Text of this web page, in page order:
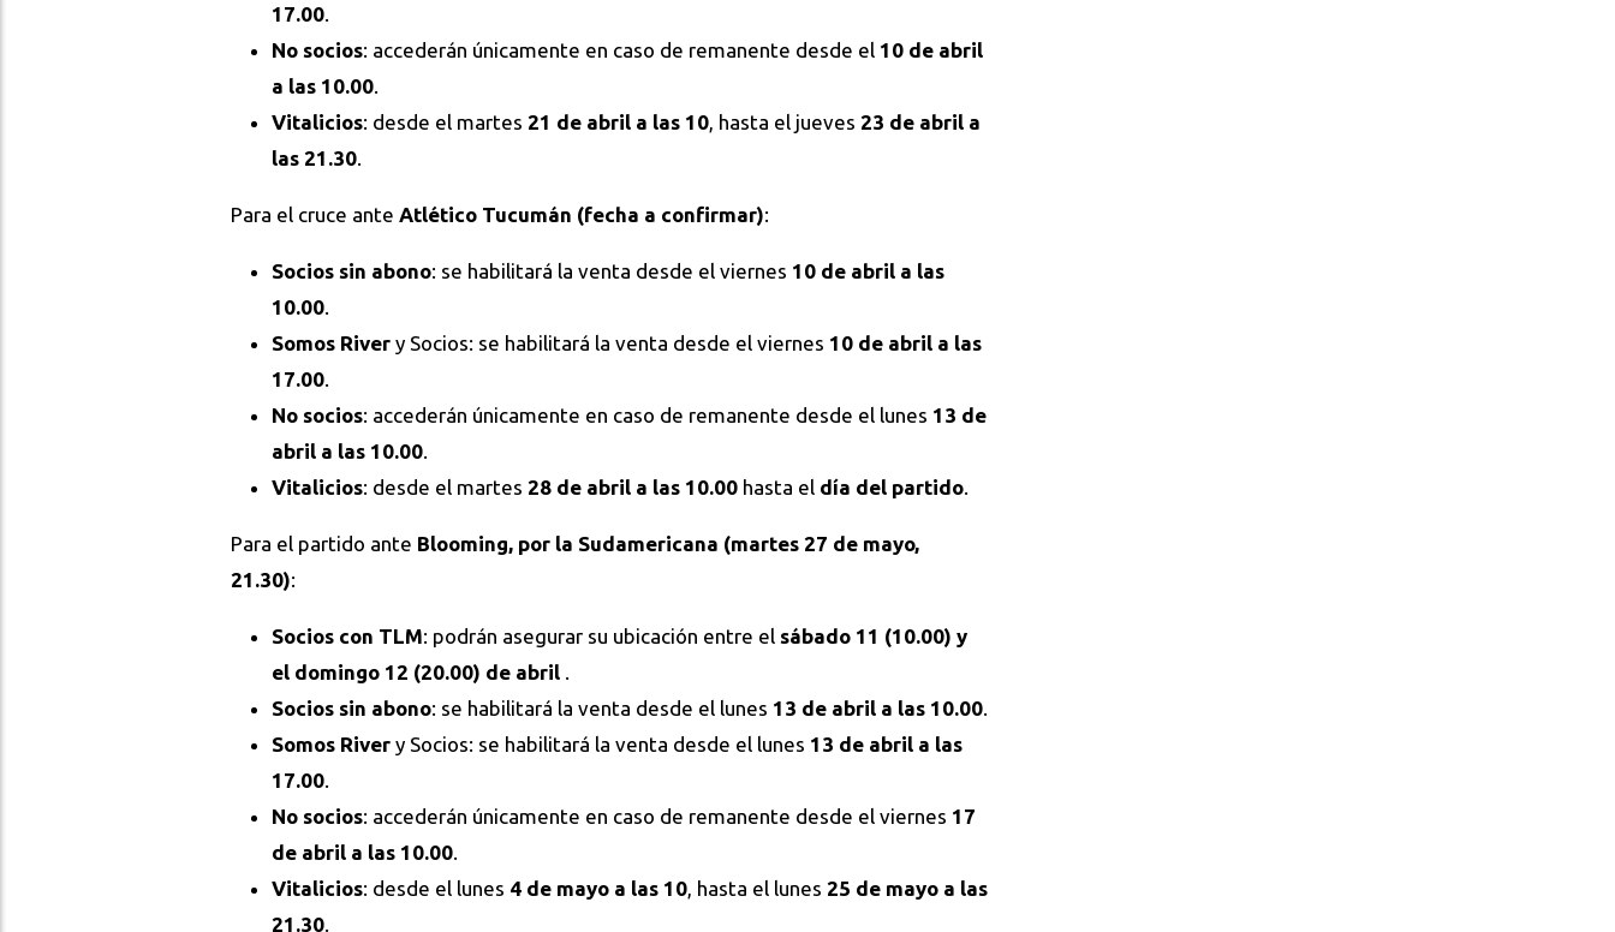
17.00
No socios: accederán únicamente en caso de remanente desde el 10 de abril
a las 10.00
Vitalicios: desde el martes 21 de abril a las 10 , hasta el jueves 23 de abril a
las 21.30
Para el cruce ante Atlético Tucumán (fecha a confirmar):
Socios sin abono: se habilitará la venta desde el viernes 10 de abril a las
10.00
Somos River y Socios: se habilitará la venta desde el viernes 10 de abril a las
17.00
No socios: accederán únicamente en caso de remanente desde el lunes 13 de
abril a las 10.00
Vitalicios: desde el martes 28 de abril a las 10.00 hasta el día del partido
Para el partido ante Blooming, por la Sudamericana (martes 27 de mayo,
21.30):
Socios con TLM: podrán asegurar su ubicación entre el sábado 11 (10.00) y
el domingo 12 (20.00) de abril
Socios sin abono: se habilitará la venta desde el lunes 13 de abril a las 10.00
Somos River y Socios: se habilitará la venta desde el lunes 13 de abril a las
17.00
No socios: accederán únicamente en caso de remanente desde el viernes 17
de abril a las 10.00
Vitalicios: desde el lunes 4 de mayo a las 10 , hasta el lunes 25 de mayo a las
21.30